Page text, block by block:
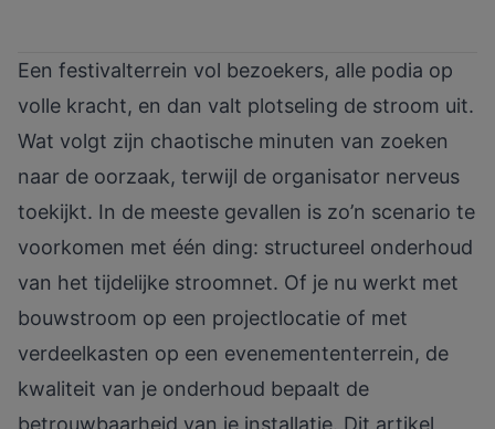
Een festivalterrein vol bezoekers, alle podia op
volle kracht, en dan valt plotseling de stroom uit.
Wat volgt zijn chaotische minuten van zoeken
naar de oorzaak, terwijl de organisator nerveus
toekijkt. In de meeste gevallen is zo’n scenario te
voorkomen met één ding: structureel onderhoud
van het tijdelijke stroomnet. Of je nu werkt met
bouwstroom op een projectlocatie of met
verdeelkasten op een evenemententerrein, de
kwaliteit van je onderhoud bepaalt de